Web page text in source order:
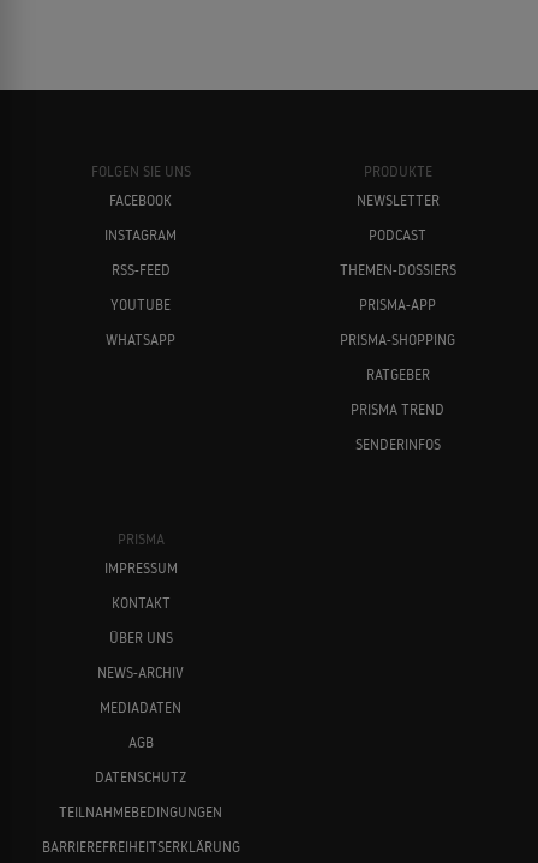
FOLGEN SIE UNS
FACEBOOK
INSTAGRAM
RSS-FEED
YOUTUBE
WHATSAPP
PRODUKTE
NEWSLETTER
PODCAST
THEMEN-DOSSIERS
PRISMA-APP
PRISMA-SHOPPING
RATGEBER
PRISMA TREND
SENDERINFOS
PRISMA
IMPRESSUM
KONTAKT
ÜBER UNS
NEWS-ARCHIV
MEDIADATEN
AGB
DATENSCHUTZ
TEILNAHMEBEDINGUNGEN
BARRIEREFREIHEITSERKLÄRUNG